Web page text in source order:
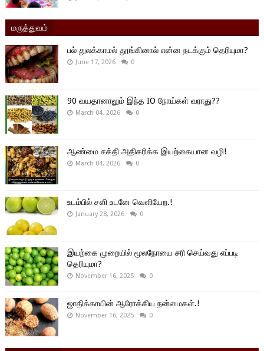
மருத்துவம்
பல் துலக்காமல் தூங்கினால் என்ன நடக்கும் தெரியுமா?
June 17, 2026 0
90 வயதானாலும் இந்த IO நோய்கள் வராது??
March 04, 2026 0
ஆண்மை சக்தி அதிகரிக்க இயற்கையான வழி!
March 04, 2026 0
உடம்பில் சளி உடனே வெளியேற.!
January 28, 2026 0
இயற்கை முறையில் மூலநோயை சரி செய்வது எப்படி
தெரியுமா?
November 16, 2025 0
ஜாதிக்காயின் ஆரோக்கிய நன்மைகள்.!
November 16, 2025 0